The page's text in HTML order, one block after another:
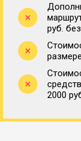
руб.
2000